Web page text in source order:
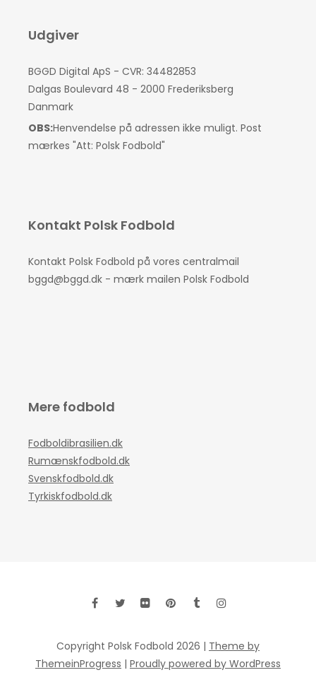
Udgiver
BGGD Digital ApS - CVR: 34482853
Dalgas Boulevard 48 - 2000 Frederiksberg
Danmark
OBS:Henvendelse på adressen ikke muligt. Post
mærkes "Att: Polsk Fodbold"
Kontakt Polsk Fodbold
Kontakt Polsk Fodbold på vores centralmail
bggd@bggd.dk - mærk mailen Polsk Fodbold
Mere fodbold
Fodboldibrasilien.dk
Rumænskfodbold.dk
Svenskfodbold.dk
Tyrkiskfodbold.dk
Copyright Polsk Fodbold 2026 | Theme by
ThemeinProgress | Proudly powered by WordPress